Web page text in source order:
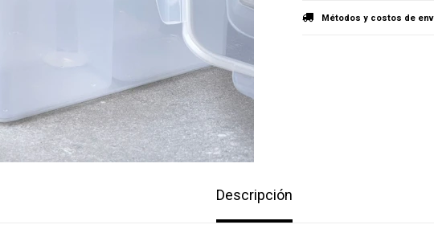
Métodos y costos de
Descripción